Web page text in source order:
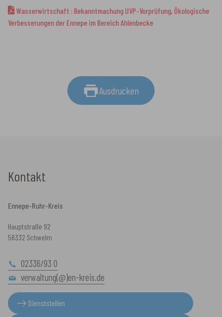
Wasserwirtschaft : Bekanntmachung UVP-Vorprüfung, Ökologische
Verbesserungen der Ennepe im Bereich Ahlenbecke
Ausdrucken
Kontakt
Ennepe-Ruhr-Kreis
Hauptstraße 92
58332 Schwelm
02336/93 0
verwaltung(@)en-kreis.de
Dienststellen